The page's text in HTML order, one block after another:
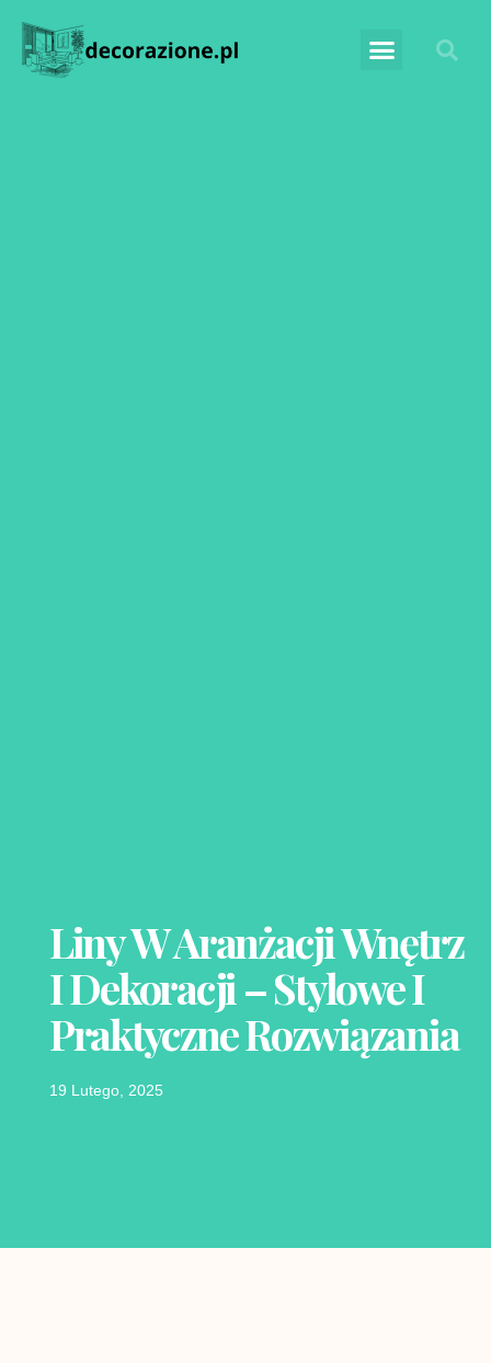
Liny W Aranżacji Wnętrz
I Dekoracji – Stylowe I
Praktyczne Rozwiązania
19 Lutego, 2025